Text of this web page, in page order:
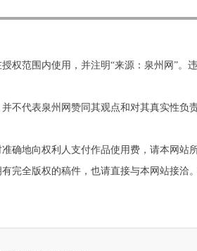
范围内使用，并注明“来源：泉州网”。
代表泉州网赞同其观点和对其真实性负
地向权利人支付作品使用费，请本网站
全版权的稿件，也请直接与本网站接洽。